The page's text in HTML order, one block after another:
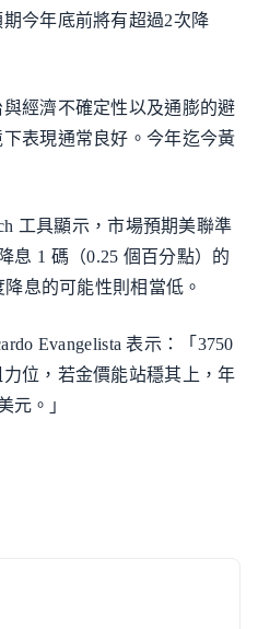
今年底前將有超過2次降
經濟不確定性以及通膨的避
表現通常良好。今年迄今黃
工具顯示，市場預期美聯準
息 1 碼（0.25 個百分點）的
息的可能性則相當低。
Evangelista 表示：「3750
位，若金價能站穩其上，年
元。」